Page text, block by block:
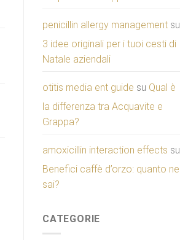
penicillin allergy management su
3 idee originali per i tuoi cesti di
Natale aziendali
otitis media ent guide su Qual è
la differenza tra Acquavite e
Grappa?
amoxicillin interaction effects su
Benefici caffè d’orzo: quanto ne
sai?
CATEGORIE